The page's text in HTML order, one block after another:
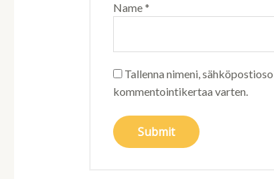
Name*
Tallenna nimeni,
kommentointikertaa varten.